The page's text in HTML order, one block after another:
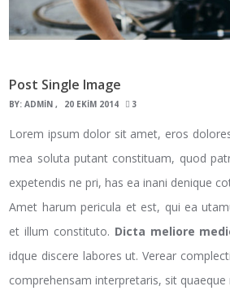
Post Single Image
BY:ADMIN 20 EKIM 2014 3
Lorem ipsum dolor sit amet, eros
mea soluta putant constituam, quod
expetendis ne pri, has ea inani denique
Amet harum pericula et est, qui ea
et illum constituto. Dicta meliore
idque discere labores ut. Verear
comprehensam interpretaris, sit quaeque